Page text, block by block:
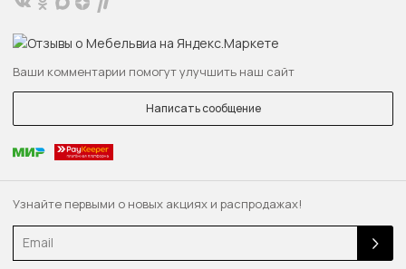
Узнайте первыми о новых акциях и распродажах!
Email
Ваши комментарии помогут улучшить наш сайт
Написать сообщение